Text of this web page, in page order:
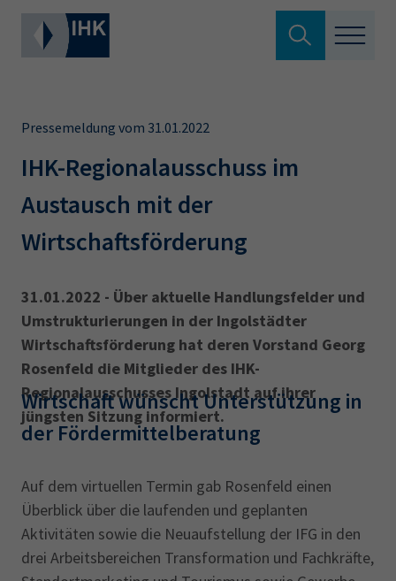
Aus- & Fortbildung
Berufszugang
Ratgeber
Service & Anträge
Über uns
Leichte Sprache
Karriere
Presse
Suche verlassen
Wonach suchen Sie?
Suchen
Hier können Sie auch aus den meistgesuchten
Begriffen vorauswählen
34a 34c Ausbildungsvertrag
AdA
34d
Prüfungstermine
Wirtschaftsfachwirt
34f
Negativerklärung
34i
Betriebswirt Prüfbericht
Pressemeldung vom 31.01.2022
IHK-Regionalausschuss im
Austausch mit der
Wirtschaftsförderung
31.01.2022 - Über aktuelle Handlungsfelder und
Umstrukturierungen in der Ingolstädter
Wirtschaftsförderung hat deren Vorstand Georg
Rosenfeld die Mitglieder des IHK-
Regionalausschusses Ingolstadt auf ihrer
jüngsten Sitzung informiert.
Wirtschaft wünscht Unterstützung in
der Fördermittelberatung
Auf dem virtuellen Termin gab Rosenfeld einen
Überblick über die laufenden und geplanten
Aktivitäten sowie die Neuaufstellung der IFG in den
drei Arbeitsbereichen Transformation und Fachkräfte,